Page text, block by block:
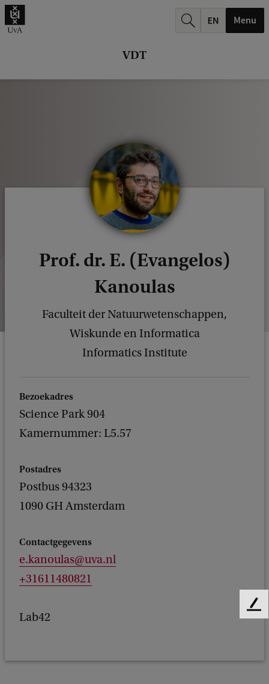
VDT
Menu
Prof. dr. E. (Evangelos)
Kanoulas
Faculteit der Natuurwetenschappen,
Wiskunde en Informatica
Informatics Institute
Bezoekadres
Science Park 904
Kamernummer: L5.57
Postadres
Postbus 94323
1090 GH Amsterdam
Contactgegevens
e.kanoulas@uva.nl
+31611480821
Lab42
F
b